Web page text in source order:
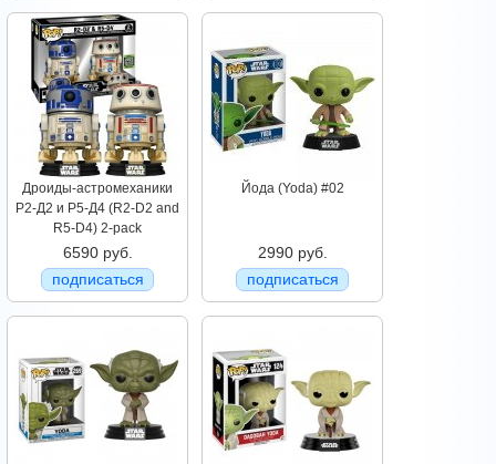
Дроиды-астромеханики
Р2-Д2 и Р5-Д4 (R2-D2 and
R5-D4) 2-pack
6590 руб.
подписаться
Йода (Yoda) #02
2990 руб.
подписаться